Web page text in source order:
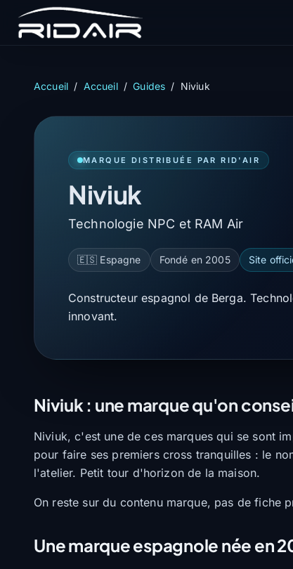
Accueil / Accueil / Guides / Niviuk
MARQUE DISTRIBUÉE PAR RID'AIR
Niviuk
Technologie NPC et RAM Air
🇪🇸 Espagne Fondé en 2005 Site
Constructeur espagnol de Berga.
innovant.
Niviuk : une marque qu'on
Niviuk, c'est une de ces marques qui se sont
pour faire ses premiers cross tranquilles : le
l'atelier. Petit tour d'horizon de la maison.
On reste sur du contenu marque, pas de fiche
Une marque espagnole née en